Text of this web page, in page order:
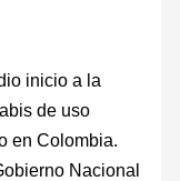
inicio a la
de uso
en Colombia.
Nacional